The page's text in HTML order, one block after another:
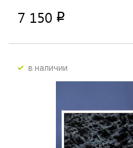
7 150 p
в наличии